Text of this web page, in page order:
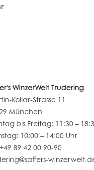
WinzerWelt Trudering
Kollar-Strasse 11
München
bis Freitag: 11:30 –
10:00 – 14:00 Uhr
89 42 00 90-90